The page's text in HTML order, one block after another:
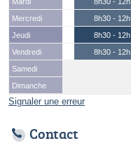
Mercredi
8h30 - 12h
Jeudi
8h30 - 12h
Vendredi
8h30 - 12h
Samedi
Dimanche
Signaler une erreur
Contact